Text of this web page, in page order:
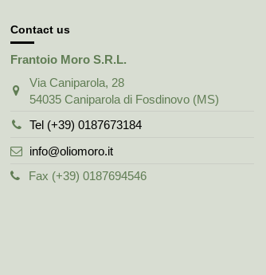
Contact us
Frantoio Moro S.R.L.
Via Caniparola, 28
54035 Caniparola di Fosdinovo (MS)
Tel (+39) 0187673184
info@oliomoro.it
Fax (+39) 0187694546